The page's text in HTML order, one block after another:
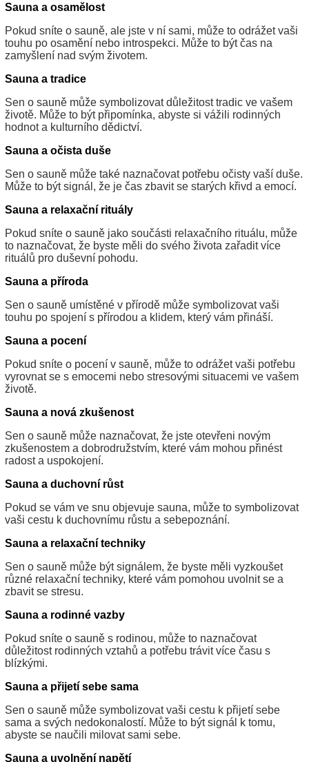
Sauna a osamělost
Pokud sníte o sauně, ale jste v ní sami, může to odrážet vaši
touhu po osamění nebo introspekci. Může to být čas na
zamyšlení nad svým životem.
Sauna a tradice
Sen o sauně může symbolizovat důležitost tradic ve vašem
životě. Může to být připomínka, abyste si vážili rodinných
hodnot a kulturního dědictví.
Sauna a očista duše
Sen o sauně může také naznačovat potřebu očisty vaší duše.
Může to být signál, že je čas zbavit se starých křivd a emocí.
Sauna a relaxační rituály
Pokud sníte o sauně jako součásti relaxačního rituálu, může
to naznačovat, že byste měli do svého života zařadit více
rituálů pro duševní pohodu.
Sauna a příroda
Sen o sauně umístěné v přírodě může symbolizovat vaši
touhu po spojení s přírodou a klidem, který vám přináší.
Sauna a pocení
Pokud sníte o pocení v sauně, může to odrážet vaši potřebu
vyrovnat se s emocemi nebo stresovými situacemi ve vašem
životě.
Sauna a nová zkušenost
Sen o sauně může naznačovat, že jste otevřeni novým
zkušenostem a dobrodružstvím, které vám mohou přinést
radost a uspokojení.
Sauna a duchovní růst
Pokud se vám ve snu objevuje sauna, může to symbolizovat
vaši cestu k duchovnímu růstu a sebepoznání.
Sauna a relaxační techniky
Sen o sauně může být signálem, že byste měli vyzkoušet
různé relaxační techniky, které vám pomohou uvolnit se a
zbavit se stresu.
Sauna a rodinné vazby
Pokud sníte o sauně s rodinou, může to naznačovat
důležitost rodinných vztahů a potřebu trávit více času s
blízkými.
Sauna a přijetí sebe sama
Sen o sauně může symbolizovat vaši cestu k přijetí sebe
sama a svých nedokonalostí. Může to být signál k tomu,
abyste se naučili milovat sami sebe.
Sauna a uvolnění napětí